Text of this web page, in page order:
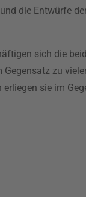
die Entwürfe
sich die
zu
sie im